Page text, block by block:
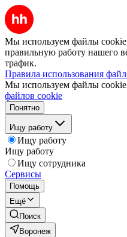
Мы используем файлы
правильную работу нашего
трафик.
Правила использования
Мы используем файлы
файлов cookie
Понятно
Ищу работу
Ищу работу
Ищу работу
Ищу сотрудника
Сервисы
Помощь
Ещё
Поиск
Воронеж